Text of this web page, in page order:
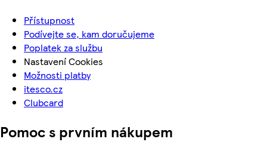
Přístupnost
Podívejte se, kam doručujeme
Poplatek za službu
Nastavení Cookies
Možnosti platby
itesco.cz
Clubcard
Pomoc s prvním nákupem